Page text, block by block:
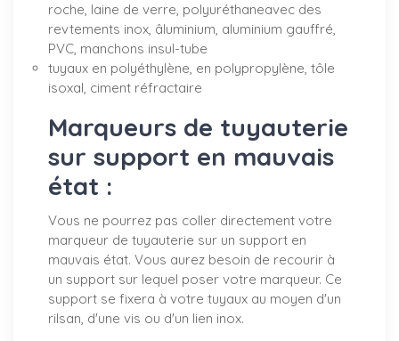
roche, laine de verre, polyuréthaneavec des
revtements inox, âluminium, aluminium gauffré,
PVC, manchons insul-tube
tuyaux en polyéthylène, en polypropylène, tôle
isoxal, ciment réfractaire
Marqueurs de tuyauterie
sur support en mauvais
état :
Vous ne pourrez pas coller directement votre
marqueur de tuyauterie sur un support en
mauvais état. Vous aurez besoin de recourir à
un support sur lequel poser votre marqueur. Ce
support se fixera à votre tuyaux au moyen d'un
rilsan, d'une vis ou d'un lien inox.